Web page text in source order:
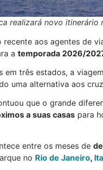
realizará novo
recente aos agentes de
a temporada 2026/
em três estados, a
uma alternativa aos
que o grande
a suas casas para
entre os meses de
no Rio de Janeiro,